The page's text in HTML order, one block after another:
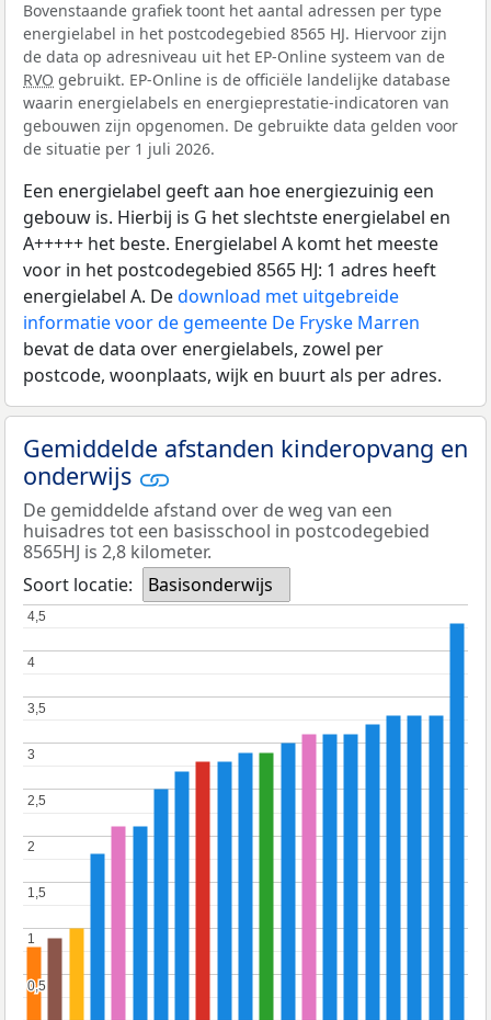
Bovenstaande grafiek toont het aantal adressen per type
energielabel in het postcodegebied 8565 HJ. Hiervoor zijn
de data op adresniveau uit het EP-Online systeem van de
RVO gebruikt. EP-Online is de officiële landelijke database
waarin energielabels en energieprestatie-indicatoren van
gebouwen zijn opgenomen. De gebruikte data gelden voor
de situatie per 1 juli 2026.
Een energielabel geeft aan hoe energiezuinig een
gebouw is. Hierbij is G het slechtste energielabel en
A+++++ het beste. Energielabel A komt het meeste
voor in het postcodegebied 8565 HJ: 1 adres heeft
energielabel A. Dedownload met uitgebreide
informatie voor de gemeente De Fryske Marren
bevat de data over energielabels, zowel per
postcode, woonplaats, wijk en buurt als per adres.
Gemiddelde afstanden kinderopvang en
onderwijs
De gemiddelde afstand over de weg van een
huisadres tot een basisschool in postcodegebied
8565HJ is 2,8 kilometer.
Soort locatie:
Basisonderwijs
0,5
0,5
1
1
1,5
1,5
2
2
2,5
2,5
3
3
3,5
3,5
4
4
4,5
4,5